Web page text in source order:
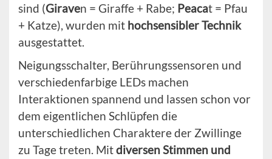
sind (Giraven = Giraffe + Rabe; Peacat = Pfau
+ Katze), wurden mit hochsensibler Technik
ausgestattet.
Neigungsschalter, Berührungssensoren und
verschiedenfarbige LEDs machen
Interaktionen spannend und lassen schon vor
dem eigentlichen Schlüpfen die
unterschiedlichen Charaktere der Zwillinge
zu Tage treten. Mitdiversen Stimmen und